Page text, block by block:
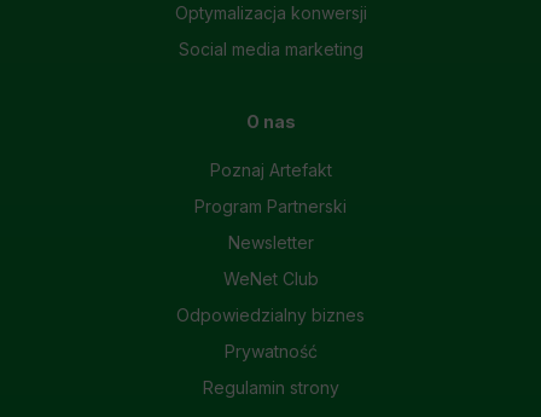
Optymalizacja konwersji
Social media marketing
O nas
Poznaj Artefakt
Program Partnerski
Newsletter
WeNet Club
Odpowiedzialny biznes
Prywatność
Regulamin strony